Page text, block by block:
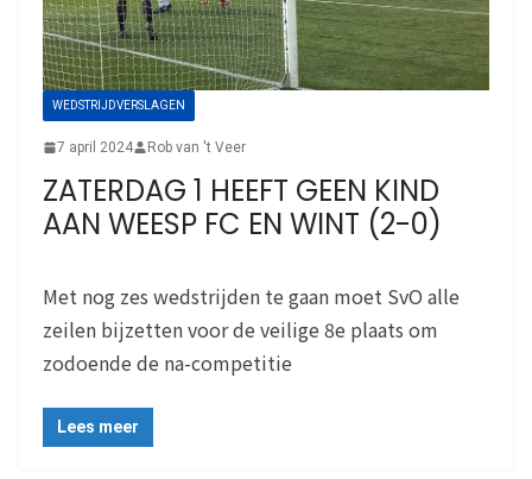
WEDSTRIJDVERSLAGEN
7 april 2024 Rob van 't Veer
ZATERDAG 1 HEEFT GEEN KIND
AAN WEESP FC EN WINT (2-0)
Met nog zes wedstrijden te gaan moet SvO alle
zeilen bijzetten voor de veilige 8e plaats om
zodoende de na-competitie
Lees meer